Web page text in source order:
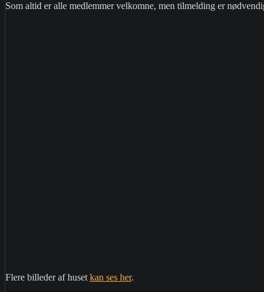
Som altid er alle medlemmer velkomne, men tilmelding er
Flere billeder af huset kan ses her.